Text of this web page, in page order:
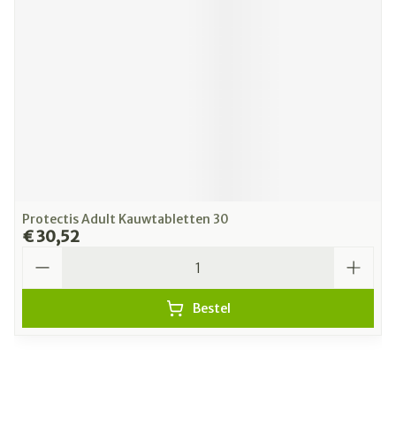
Protectis Adult Kauwtabletten 30
€ 30,52
Bestel